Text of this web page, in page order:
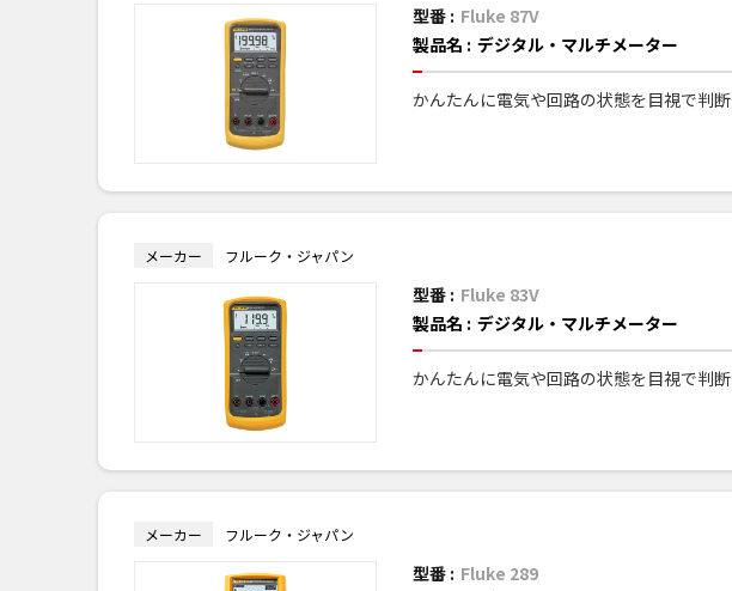
型番 : Fluke 87V
製品名 : デジタル・マルチメーター
かんたんに電気や回路の状態を目視で判断
メーカー フルーク・ジャパン
型番 : Fluke 83V
製品名 : デジタル・マルチメーター
かんたんに電気や回路の状態を目視で判断
メーカー フルーク・ジャパン
型番 : Fluke 289